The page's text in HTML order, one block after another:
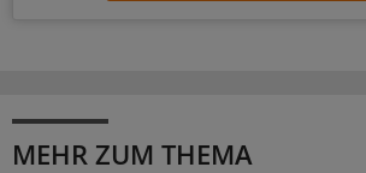
MEHR ZUM THEMA